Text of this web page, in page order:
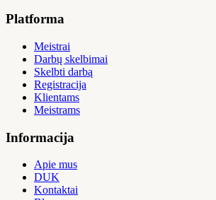
Platforma
Meistrai
Darbų skelbimai
Skelbti darbą
Registracija
Klientams
Meistrams
Informacija
Apie mus
DUK
Kontaktai